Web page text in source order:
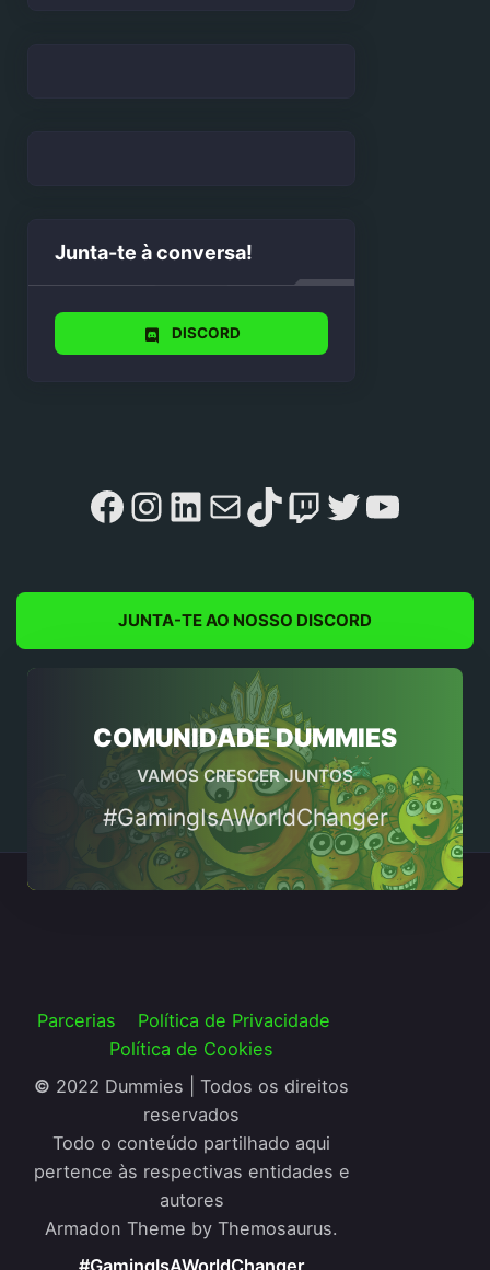
Junta-te à conversa!
DISCORD
Facebook
Instagram
LinkedIn
MailTikTok
Twitch
Twitter
JUNTA-TE AO NOSSO DISCORD
COMUNIDADE DUMMIES
VAMOS CRESCER JUNTOS
#GamingIsAWorldChanger
Parcerias
Política de Privacidade
Política de Cookies
© 2022 Dummies | Todos os direitos
reservados
Todo o conteúdo partilhado aqui
pertence às respectivas entidades e
autores
Armadon Theme by Themosaurus.